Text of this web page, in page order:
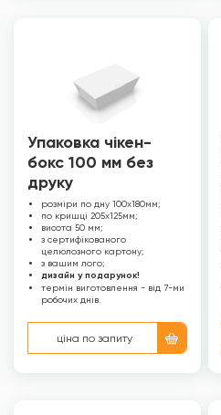
Упаковка чікен-
бокс 100 мм без
друку
розміри по дну 100х180мм;
по кришці 205х125мм;
висота 50 мм;
з сертифікованого
целюлозного картону;
з вашим лого;
дизайн у подарунок!
термін виготовлення - від 7-ми
робочих днів.
ціна по запиту